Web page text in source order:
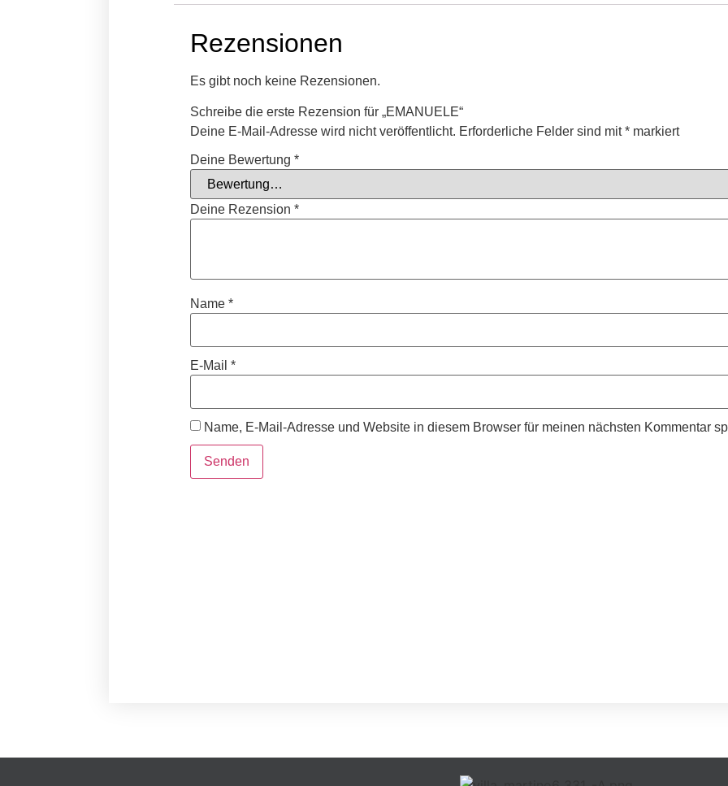
Rezensionen
Es gibt noch keine Rezensionen.
Schreibe die erste Rezension für „EMANUELE“
Deine E-Mail-Adresse wird nicht veröffentlicht. Erforderliche Felder sind mit* markiert
Deine Bewertung*
Deine Rezension*
Name*
E-Mail*
Name, E-Mail-Adresse und Website in diesem Browser für meinen nächsten Kommentar